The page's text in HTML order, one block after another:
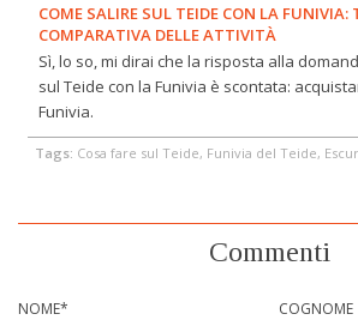
COME SALIRE SUL TEIDE CON LA FUNIVIA:
COMPARATIVA DELLE ATTIVITÀ
Sì, lo so, mi dirai che la risposta alla
sul Teide con la Funivia è scontata:
Funivia.
Tags: Cosa fare sul Teide, Funivia del Teide,
Commenti
NOME* COGNOME